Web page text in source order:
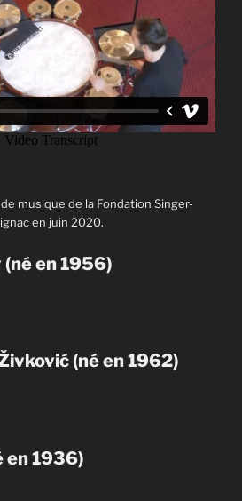
musique de la Fondation Singer-
en juin 2020.
en 1956)
(né en 1962)
en 1936)